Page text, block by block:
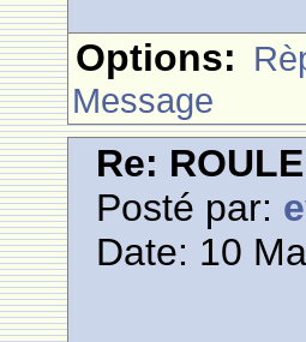
Options:
Message
Re:
Posté par:
Date: 10